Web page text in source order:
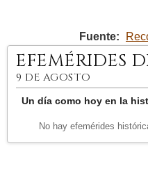
EFEMÉRIDES
9 DE AGOSTO
Un día como hoy en la
No hay efemérides
Fuente: